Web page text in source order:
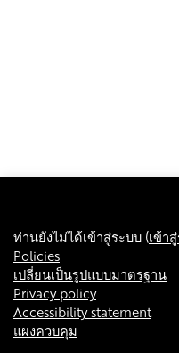
ท่านยังไม่ได้เข้าสู่ระบบ (เข้า
Policies
เปลี่ยนเป็นรูปแบบมาตรฐาน
Privacy policy
Accessibility statement
แผงควบคุม